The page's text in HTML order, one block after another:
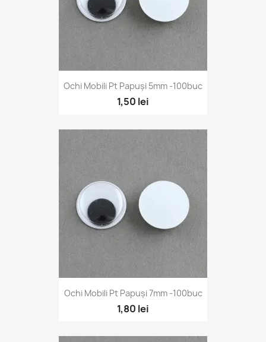
Ochi Mobili Pt Papuși 5mm -100buc
1,50 lei
Ochi Mobili Pt Papuși 7mm -100buc
1,80 lei